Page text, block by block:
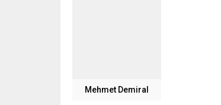
Mehmet Demiral